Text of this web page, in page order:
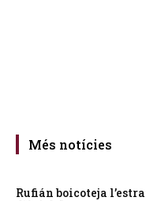
Més notícies
Rufián boicoteja